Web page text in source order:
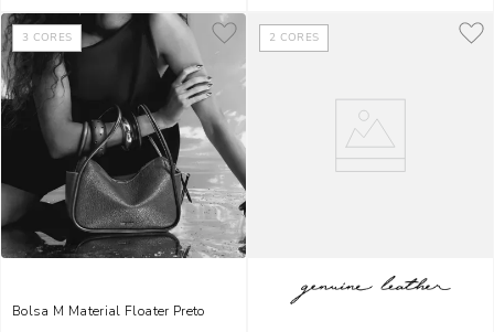
3 CORES
Bolsa M Material Floater Preto
2 CORES